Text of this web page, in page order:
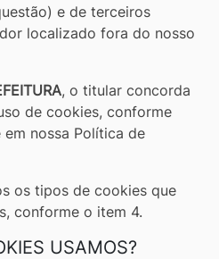
e de terceiros
localizado fora do nosso
, o titular concorda
de cookies, conforme
nossa Política de
os tipos de cookies que
conforme o item 4.
USAMOS?